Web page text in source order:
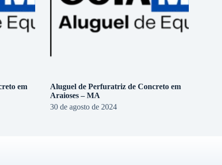
em
Aluguel de Perfuratriz de Concreto em
Araioses – MA
30 de agosto de 2024